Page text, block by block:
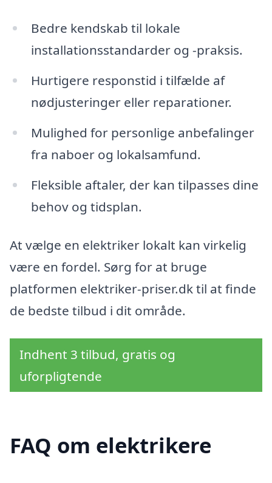
Bedre kendskab til lokale
installationsstandarder og -praksis.
Hurtigere responstid i tilfælde af
nødjusteringer eller reparationer.
Mulighed for personlige anbefalinger
fra naboer og lokalsamfund.
Fleksible aftaler, der kan tilpasses dine
behov og tidsplan.
At vælge en elektriker lokalt kan virkelig
være en fordel. Sørg for at bruge
platformen elektriker-priser.dk til at finde
de bedste tilbud i dit område.
Indhent 3 tilbud, gratis og
uforpligtende
FAQ om elektrikere